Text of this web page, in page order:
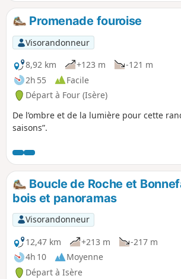
Promenade fouroise
Visorandonneur
8,92 km
+123 m
-121 m
2h 55
Facile
Départ à Four (Isère)
De l’ombre et de la lumière pour cette
saisons”.
Boucle de Roche et
bois et panoramas
Visorandonneur
12,47 km
+213 m
-217 m
4h 10
Moyenne
Départ à Isère